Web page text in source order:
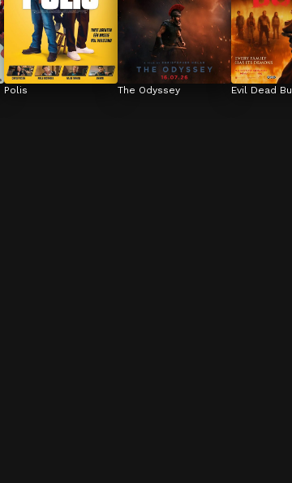
Polis The Odyssey Evil Dead